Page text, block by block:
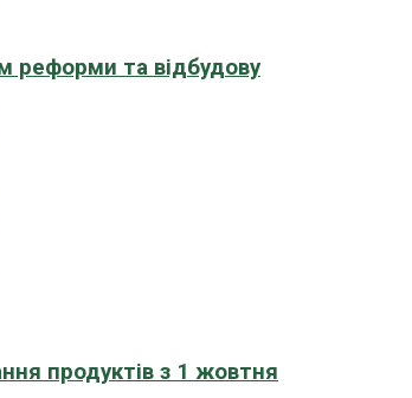
реформи та відбудову
продуктів з 1 жовтня